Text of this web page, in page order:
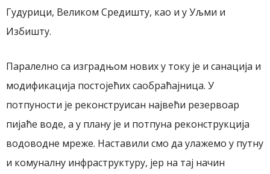
Гудурици, Великом Средишту, као и у Уљми и
Избишту.
Паралелно са изградњом нових у току је и санација и
модификација постојећих саобраћајница. У
потпуности је реконструисан највећи резервоар
пијаће воде, а у плану је и потпуна реконструкција
водоводне мреже. Наставили смо да улажемо у путну
и комуналну инфраструктуру, јер на тај начин